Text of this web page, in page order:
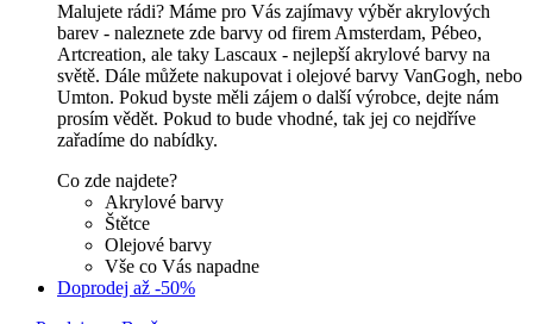
Malujete rádi? Máme pro Vás zajímavy výběr akrylových
barev - naleznete zde barvy od firem Amsterdam, Pébeo,
Artcreation, ale taky Lascaux - nejlepší akrylové barvy na
světě. Dále můžete nakupovat i olejové barvy VanGogh, nebo
Umton. Pokud byste měli zájem o další výrobce, dejte nám
prosím vědět. Pokud to bude vhodné, tak jej co nejdříve
zařadíme do nabídky.
Co zde najdete?
Akrylové barvy
Štětce
Olejové barvy
Vše co Vás napadne
Doprodej až -50%